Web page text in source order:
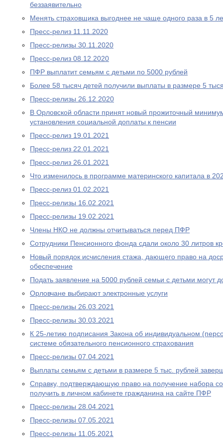
беззаявительно
Менять страховщика выгоднее не чаще одного раза в 5
Пресс-релиз 11.11.2020
Пресс-релизы 30.11.2020
Пресс-релиз 08.12.2020
ПФР выплатит семьям с детьми по 5000 рублей
Более 58 тысяч детей получили выплаты в размере 5
Пресс-релизы 26.12.2020
В Орловской области принят новый прожиточный
установления социальной доплаты к пенсии
Пресс-релиз 19.01.2021
Пресс-релиз 22.01.2021
Пресс-релиз 26.01.2021
Что изменилось в программе материнского капитала в
Пресс-релиз 01.02.2021
Пресс-релизы 16.02.2021
Пресс-релизы 19.02.2021
Члены НКО не должны отчитываться перед ПФР
Сотрудники Пенсионного фонда сдали около 30 литров
Новый порядок исчисления стажа, дающего право на
обеспечение
Подать заявление на 5000 рублей семьи с детьми могут
Орловчане выбирают электронные услуги
Пресс-релизы 26.03.2021
Пресс-релизы 30.03.2021
К 25-летию подписания Закона об индивидуальном
системе обязательного пенсионного страхования
Пресс-релизы 07.04.2021
Выплаты семьям с детьми в размере 5 тыс. рублей
Справку, подтверждающую право на получение набора
получить в личном кабинете гражданина на сайте ПФР
Пресс-релизы 28.04.2021
Пресс-релизы 07.05.2021
Пресс-релизы 11.05.2021